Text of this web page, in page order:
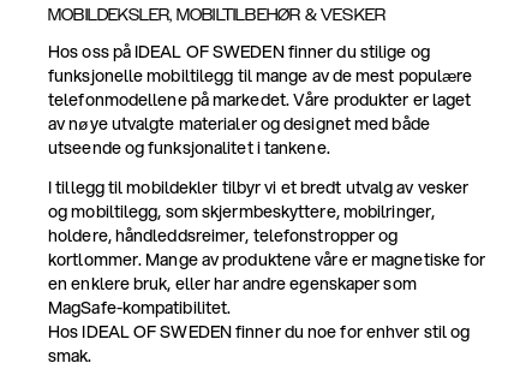
MOBILDEKSLER, MOBILTILBEHØR & VESKER
Hos oss på IDEAL OF SWEDEN finner du stilige og
funksjonelle mobiltilegg til mange av de mest populære
telefonmodellene på markedet. Våre produkter er laget
av nøye utvalgte materialer og designet med både
utseende og funksjonalitet i tankene.
I tillegg til mobildekler tilbyr vi et bredt utvalg av vesker
og mobiltilegg, som skjermbeskyttere, mobilringer,
holdere, håndleddsreimer, telefonstropper og
kortlommer. Mange av produktene våre er magnetiske for
en enklere bruk, eller har andre egenskaper som
MagSafe-kompatibilitet.
Hos IDEAL OF SWEDEN finner du noe for enhver stil og
smak.